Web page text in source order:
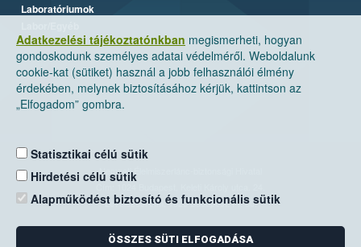
Adatkezelési tájékoztatónkban megismerheti, hogyan
gondoskodunk személyes adatai védelméről. Weboldalunk
cookie-kat (sütiket) használ a jobb felhasználói élmény
érdekében, melynek biztosításához kérjük, kattintson az
„Elfogadom” gombra.
Statisztikai célú sütik
Hirdetési célú sütik
Alapműködést biztosító és funkcionális sütik
ÖSSZES SÜTI ELFOGADÁSA
Laboratóriumok
Nemzeti Élelmiszerlánc-biztonsági Hivatal
Levelezési cím: 1525 Budapest. Pf. 30.